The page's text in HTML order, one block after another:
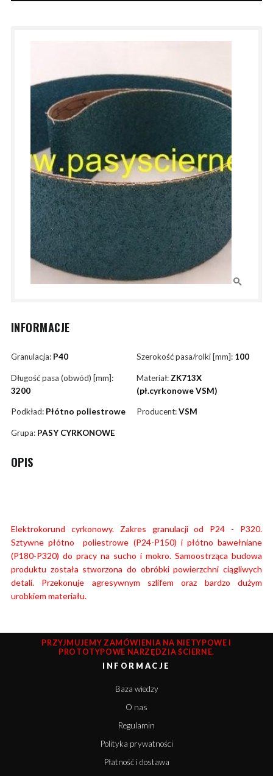
INFORMACJE
Granulacja: P40 Szerokość pasa/rolki [mm]: 100
Długość pasa (obwód) [mm]:
3200
Materiał: ZK713X
(pł.cyrkonowe VSM)
Podkład: Płótno poliestrowe Producent:VSM
Grupa: PASY CYRKONOWE
OPIS
Elektrokorund cyrkonowy. Zakres granulacji od P24 - P320.
Sztywne płótno poliestrowe (P24-P150) i płótno bawełniane
(P180-P320) do pracy na sucho i mokro. Samoostrząca budowa
produktu została stworzona do obróbki powierzchni ciągliwych
detali. Przekonuje agresywnym szlifem oraz bardzo dużym
urobkiem materiału.
PRZYJMUJEMY ZAMÓWIENIA NA NIETYPOWE I
PROTOTYPOWE NARZĘDZIA ŚCIERNE.
INFORMACJE
Baza wiedzy
O nas
Regulamin
Polityka prywatności
Płatność i dostawa